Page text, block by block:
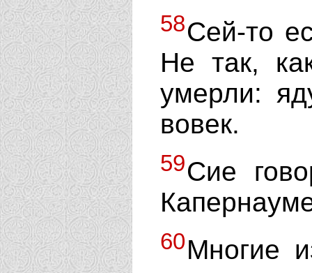
58Сей-то
Не так,
умерли:
вовек.
59Сие
60Многие